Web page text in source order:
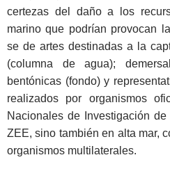
certezas del daño a los
marino que podrían provocan
se de artes destinadas a la
(columna de agua);
bentónicas (fondo) y
realizados por organismos
Nacionales de Investigación
ZEE, sino también en alta mar,
organismos multilaterales.